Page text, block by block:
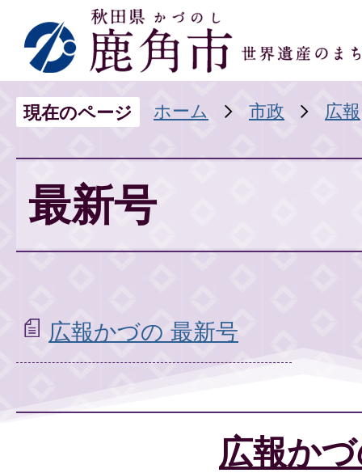
現在のページ ホーム 市政 広報
最新号
広報かづの 最新号
広報か